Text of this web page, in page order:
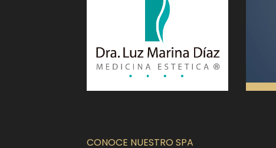
CONOCE NUESTRO SPA